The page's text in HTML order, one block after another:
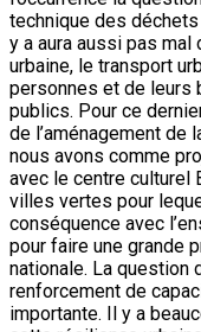
technique des
y a aura aussi pas
urbaine, le transport
personnes et de leurs
publics. Pour ce
de l’aménagement de
nous avons comme
avec le centre culturel
villes vertes pour
conséquence avec
pour faire une grande
nationale. La question
renforcement de
importante. Il y a